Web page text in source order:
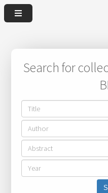
Search for